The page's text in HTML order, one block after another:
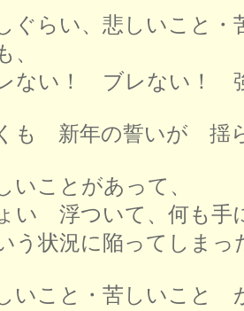
ぐらい、悲しいこと・
、
ない！ ブレない！
も 新年の誓いが 揺
いことがあって、
い 浮ついて、何も
う状況に陥ってしまっ
いこと・苦しいこと